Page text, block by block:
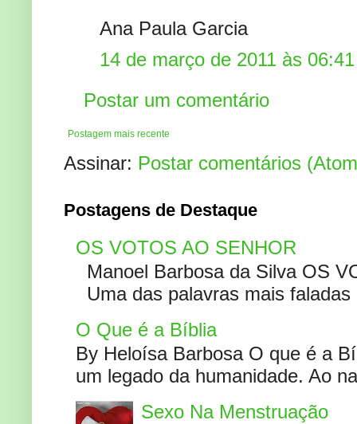
Ana Paula Garcia
14 de março de 2011 às 06:41
Postar um comentário
Postagem mais recente
Assinar: Postar comentários
Postagens de Destaque
OS VOTOS AO SENHOR
Manoel Barbosa da Silva OS
Uma das palavras mais
O Que é a Bíblia
By Heloísa Barbosa O que é a
um legado da humanidade. Ao
Sexo Na Menstruação